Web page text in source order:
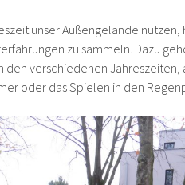
unser Außengelände
zu sammeln. Dazu
verschiedenen Jahreszeiten,
oder das Spielen in den